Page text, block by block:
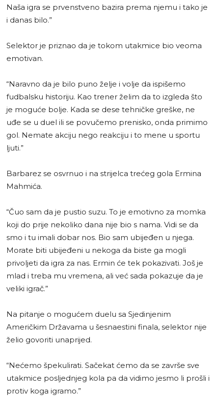
Naša igra se prvenstveno bazira prema njemu i tako je
i danas bilo.”
Selektor je priznao da je tokom utakmice bio veoma
emotivan.
“Naravno da je bilo puno želje i volje da ispišemo
fudbalsku historiju. Kao trener želim da to izgleda što
je moguće bolje. Kada se dese tehničke greške, ne
uđe se u duel ili se povučemo prenisko, onda primimo
gol. Nemate akciju nego reakciju i to mene u sportu
ljuti.”
Barbarez se osvrnuo i na strijelca trećeg gola Ermina
Mahmića.
“Čuo sam da je pustio suzu. To je emotivno za momka
koji do prije nekoliko dana nije bio s nama. Vidi se da
smo i tu imali dobar nos. Bio sam ubijeđen u njega.
Morate biti ubijeđeni u nekoga da biste ga mogli
privoljeti da igra za nas. Ermin će tek pokazivati. Još je
mlad i treba mu vremena, ali već sada pokazuje da je
veliki igrač.”
Na pitanje o mogućem duelu sa Sjedinjenim
Američkim Državama u šesnaestini finala, selektor nije
želio govoriti unaprijed.
“Nećemo špekulirati. Sačekat ćemo da se završe sve
utakmice posljednjeg kola pa da vidimo jesmo li prošli i
protiv koga igramo.”